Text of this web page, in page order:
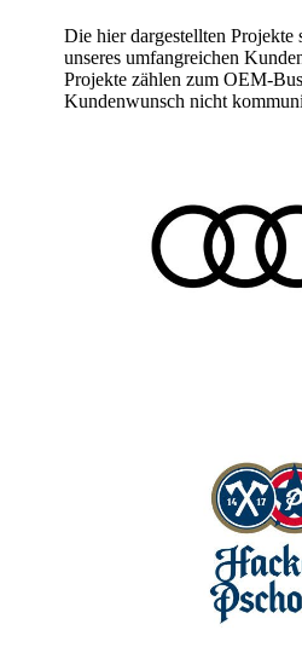
Die hier dargestellten Projekte
unseres umfangreichen
Projekte zählen zum OEM-
Kundenwunsch nicht